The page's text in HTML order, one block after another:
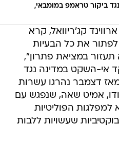
ביקור טראמפ במומבאי,
קג'ריוואל, קרא
את כל הבעיות
במציאת פתרון",
אי-השקט במדינה נגד
דצמבר נהרגו עשרות
אמיט שאה, שנפגש עם
למפלגות הפוליטיות
שעשויות ללבות